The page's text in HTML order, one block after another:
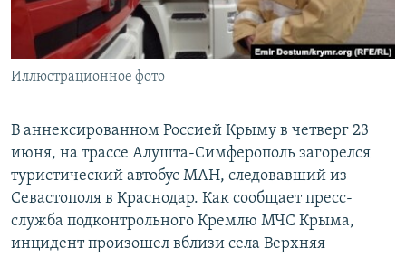
ПОБЕДИТЕЛЕЙ НЕ СУДЯТ?
КРЫМ.НЕПОКОРЕННЫЙ
ELIFBE
ПРИСОЕДИНЯЙТЕСЬ!
Все сайты RFE/RL
Иллюстрационное фото
В аннексированном Россией Крыму в четверг 23
июня, на трассе Алушта-Симферополь загорелся
туристический автобус МАН, следовавший из
Севастополя в Краснодар. Как сообщает пресс-
служба подконтрольного Кремлю МЧС Крыма,
инцидент произошел вблизи села Верхняя